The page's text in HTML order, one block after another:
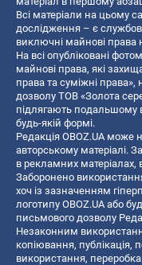
Всі матеріали на цьому
дослідження – є
виключні майнові права
На всі опубліковані
майнові права, які
права та суміжні
дозволу ТОВ «Золота
підлягають
будь-якій формі.
Редакція OBOZ.UA може
авторському матеріалі.
в рекламних матеріалах,
Заборонено
хоч із зазначенням
логотипу OBOZ.UA або
письмового дозволу
Незаконним
копiювання, публiкацiя,
використання,